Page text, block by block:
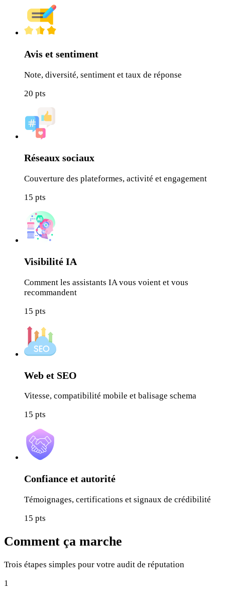
Avis et sentiment
Note, diversité, sentiment et taux de réponse
20 pts
Réseaux sociaux
Couverture des plateformes, activité et engagement
15 pts
Visibilité IA
Comment les assistants IA vous voient et vous
recommandent
15 pts
Web et SEO
Vitesse, compatibilité mobile et balisage schema
15 pts
Confiance et autorité
Témoignages, certifications et signaux de crédibilité
15 pts
Comment ça marche
Trois étapes simples pour votre audit de réputation
1